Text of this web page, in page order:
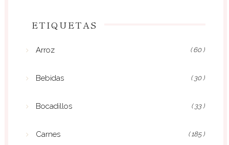
ETIQUETAS
Arroz ( 60 )
Bebidas ( 30 )
Bocadillos ( 33 )
Carnes ( 185 )